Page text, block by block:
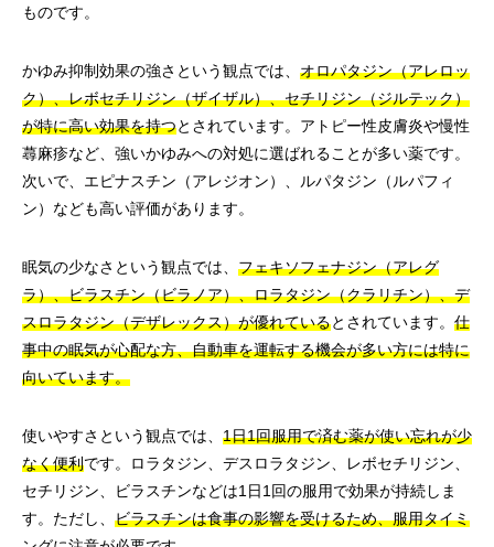
ものです。
かゆみ抑制効果の強さという観点では、 オロパタジン（アレロッ
ク）、レボセチリジン（ザイザル）、セチリジン（ジルテック）
が特に高い効果を持つとされています。アトピー性皮膚炎や慢性
蕁麻疹など、強いかゆみへの対処に選ばれることが多い薬です。
次いで、エピナスチン（アレジオン）、ルパタジン（ルパフィ
ン）なども高い評価があります。
眠気の少なさという観点では、 フェキソフェナジン（アレグ
ラ）、ビラスチン（ビラノア）、ロラタジン（クラリチン）、デ
スロラタジン（デザレックス）が優れているとされています。 仕
事中の眠気が心配な方、自動車を運転する機会が多い方には特に
向いています。
使いやすさという観点では、 1日1回服用で済む薬が使い忘れが少
なく便利です。ロラタジン、デスロラタジン、レボセチリジン、
セチリジン、ビラスチンなどは1日1回の服用で効果が持続しま
す。ただし、 ビラスチンは食事の影響を受けるため、服用タイミ